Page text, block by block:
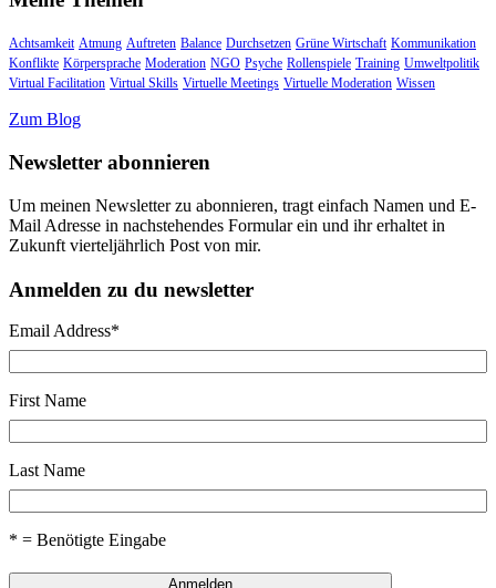
Achtsamkeit Atmung Auftreten Balance Durchsetzen Grüne Wirtschaft Kommunikation
Konflikte Körpersprache Moderation NGO Psyche Rollenspiele Training Umweltpolitik
Virtual Facilitation Virtual Skills Virtuelle Meetings Virtuelle Moderation Wissen
Zum Blog
Newsletter abonnieren
Um meinen Newsletter zu abonnieren, tragt einfach Namen und E-
Mail Adresse in nachstehendes Formular ein und ihr erhaltet in
Zukunft vierteljährlich Post von mir.
Anmelden zu du newsletter
Email Address*
First Name
Last Name
* = Benötigte Eingabe